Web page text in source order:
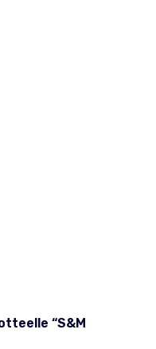
“S&M